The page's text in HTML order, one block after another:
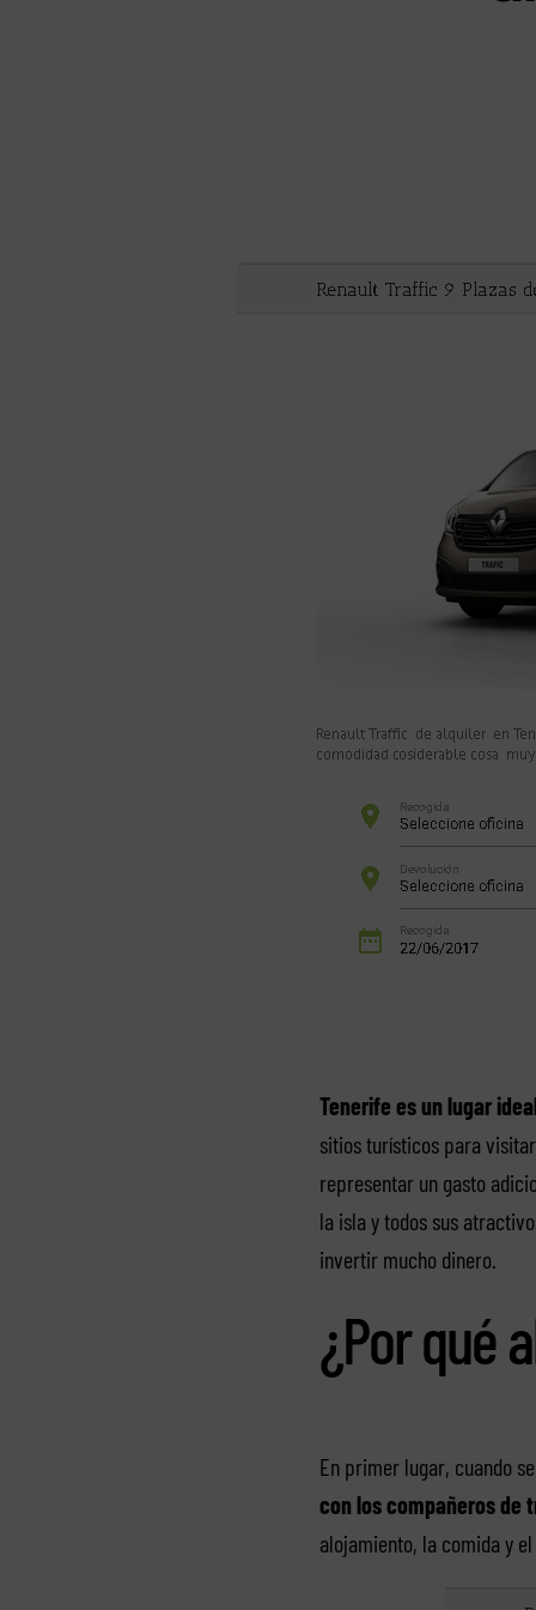
Tenerife es un lugar
sitios turísticos para
representar un gasto
la isla y todos sus
invertir mucho dinero.
¿Por qué
En primer lugar, cuando
con los compañeros de
alojamiento, la comida y